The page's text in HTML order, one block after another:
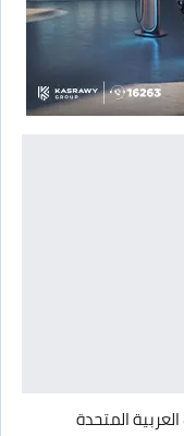
المتحدة